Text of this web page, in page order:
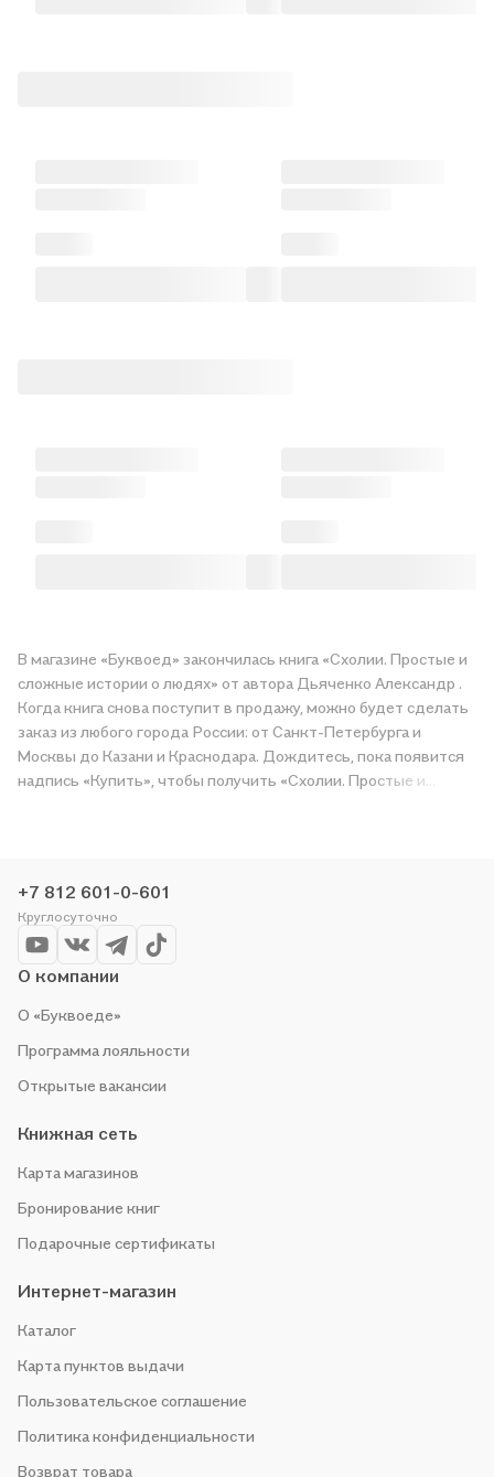
В магазине «Буквоед» закончилась книга «Схолии. Простые и
сложные истории о людях» от автора Дьяченко Александр .
Когда книга снова поступит в продажу, можно будет сделать
заказ из любого города России: от Санкт-Петербурга и
Москвы до Казани и Краснодара. Дождитесь, пока появится
надпись «Купить», чтобы получить «Схолии. Простые и
Оставайтесь с нами, чтобы не упустить выгоду!
+7 812 601-0-601
Круглосуточно
О компании
О «Буквоеде»
Программа лояльности
Открытые вакансии
Книжная сеть
Карта магазинов
Бронирование книг
Подарочные сертификаты
Интернет-магазин
Каталог
Карта пунктов выдачи
Пользовательское соглашение
Политика конфиденциальности
Возврат товара